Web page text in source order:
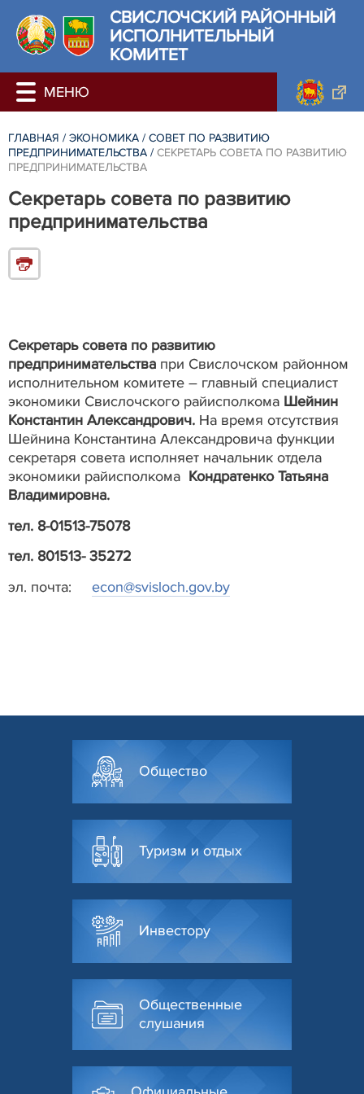
СВИСЛОЧСКИЙ РАЙОННЫЙ
ИСПОЛНИТЕЛЬНЫЙ
КОМИТЕТ
ГЛАВНАЯ / ЭКОНОМИКА / СОВЕТ ПО РАЗВИТИЮ
ПРЕДПРИНИМАТЕЛЬСТВА / СЕКРЕТАРЬ СОВЕТА ПО РАЗВИТИЮ
ПРЕДПРИНИМАТЕЛЬСТВА
Секретарь совета по развитию
предпринимательства
Секретарь совета по развитию
предпринимательства при Свислочском районном
исполнительном комитете – главный специалист
экономики Свислочского райисполкома Шейнин
Константин Александрович. На время отсутствия
Шейнина Константина Александровича функции
секретаря совета исполняет начальник отдела
экономики райисполкома Кондратенко Татьяна
Владимировна.
тел. 8-01513-75078
тел. 801513- 35272
эл. почта: econ@svisloch.gov.by
Общество
Туризм и отдых
Инвестору
Общественные
слушания